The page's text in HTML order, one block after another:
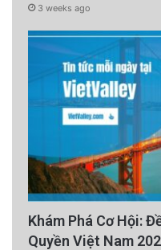
3 weeks ago
Khám Phá Cơ Hội:
Quyền Việt Nam